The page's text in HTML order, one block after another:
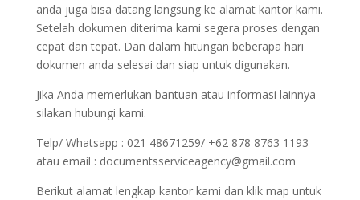
anda juga bisa datang langsung ke alamat kantor kami.
Setelah dokumen diterima kami segera proses dengan
cepat dan tepat. Dan dalam hitungan beberapa hari
dokumen anda selesai dan siap untuk digunakan.
Jika Anda memerlukan bantuan atau informasi lainnya
silakan hubungi kami.
Telp/ Whatsapp : 021 48671259/ +62 878 8763 1193
atau email : documentsserviceagency@gmail.com
Berikut alamat lengkap kantor kami dan klik map untuk